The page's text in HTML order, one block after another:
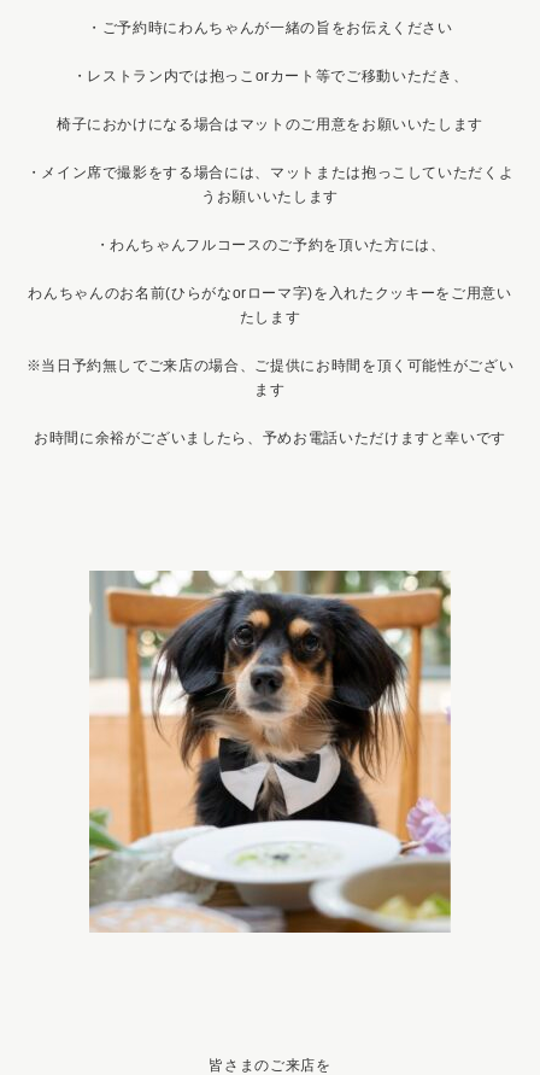
・ご予約時にわんちゃんが一緒の旨をお伝えください
・レストラン内では抱っこorカート等でご移動いただき、
椅子におかけになる場合はマットのご用意をお願いいたします
・メイン席で撮影をする場合には、マットまたは抱っこしていただくよ
うお願いいたします
・わんちゃんフルコースのご予約を頂いた方には、
わんちゃんのお名前(ひらがなorローマ字)を入れたクッキーをご用意い
たします
※当日予約無しでご来店の場合、ご提供にお時間を頂く可能性がござい
ます
お時間に余裕がございましたら、予めお電話いただけますと幸いです
皆さまのご来店を